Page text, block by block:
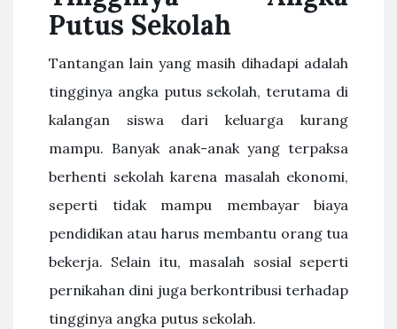
Putus Sekolah
Tantangan lain yang masih dihadapi adalah
tingginya angka putus sekolah, terutama di
kalangan siswa dari keluarga kurang
mampu. Banyak anak-anak yang terpaksa
berhenti sekolah karena masalah ekonomi,
seperti tidak mampu membayar biaya
pendidikan atau harus membantu orang tua
bekerja. Selain itu, masalah sosial seperti
pernikahan dini juga berkontribusi terhadap
tingginya angka putus sekolah.